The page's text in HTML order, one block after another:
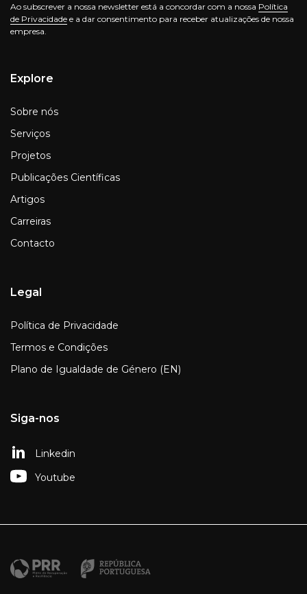
Ao subscrever a nossa newsletter está a concordar com a nossa Política
de Privacidade e a dar consentimento para receber atualizações de nossa
empresa.
Explore
Sobre nós
Serviços
Projetos
Publicações Científicas
Artigos
Carreiras
Contacto
Legal
Política de Privacidade
Termos e Condições
Plano de Igualdade de Género (EN)
Siga-nos
Linkedin
Youtube